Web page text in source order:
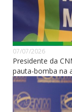
07/07/2026
Presidente da
pauta-bomba na